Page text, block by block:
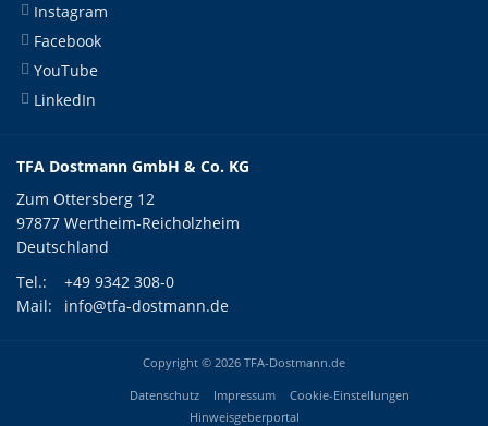
Instagram
Facebook
YouTube
LinkedIn
TFA Dostmann GmbH & Co. KG
Zum Ottersberg 12
97877 Wertheim-Reicholzheim
Deutschland
Tel.:
+49 9342 308-0
Mail:
info@tfa-dostmann.de
Copyright © 2026 TFA-Dostmann.de
Datenschutz Impressum
Cookie-Einstellungen
Hinweisgeberportal